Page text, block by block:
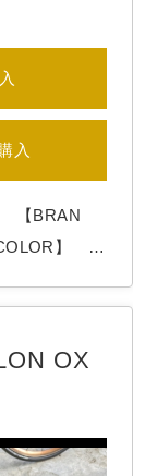
入
】 Bl
をベース
OX